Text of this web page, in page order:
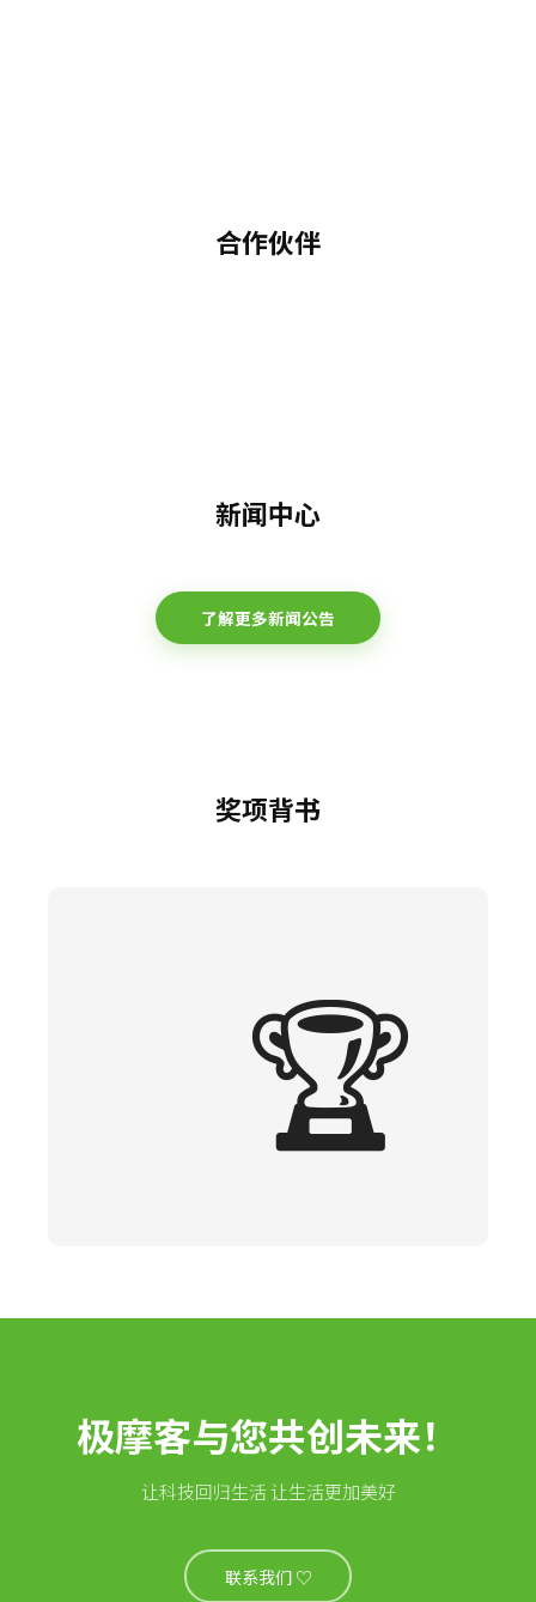
合作伙伴
新闻中心
了解更多新闻公告
奖项背书
🏆
极摩客与您共创未来！
让科技回归生活 让生活更加美好
联系我们 ♡